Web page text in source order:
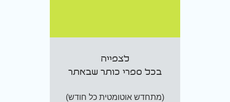
לצפייה
בכל ספרי כותר שבאתר
(מתחדש אוטומטית כל חודש)